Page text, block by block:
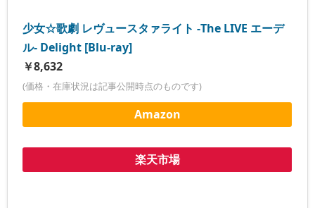
少女☆歌劇 レヴュースタァライト -The LIVE エーデ
ル- Delight [Blu-ray]
￥8,632
(価格・在庫状況は記事公開時点のものです)
Amazon
楽天市場